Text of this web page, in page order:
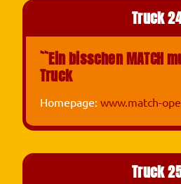
Truck
``Ein bisschen MATCH
Truck
Homepage: www.match-
Truck